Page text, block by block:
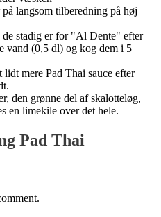
langsom tilberedning på høj
de stadig er for "Al Dente" efter
vand (0,5 dl) og kog dem i 5
mere Pad Thai sauce efter
den grønne del af skalotteløg,
en limekile over det hele.
Pad Thai